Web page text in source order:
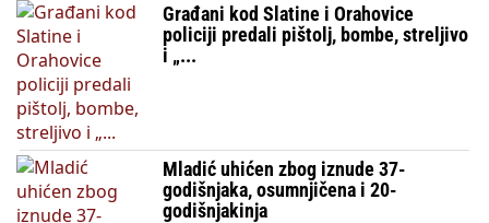
Građani kod Slatine i Orahovice
policiji predali pištolj, bombe, streljivo
i „...
Mladić uhićen zbog iznude 37-
godišnjaka, osumnjičena i 20-
godišnjakinja